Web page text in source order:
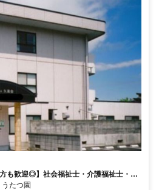
も歓迎◎】社会福祉士・介護福祉士・精
たつ園